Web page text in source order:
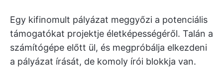
Egy kifinomult pályázat meggyőzi a potenciális
támogatókat projektje életképességéről. Talán a
számítógépe előtt ül, és megpróbálja elkezdeni
a pályázat írását, de komoly írói blokkja van.